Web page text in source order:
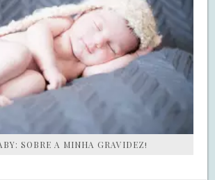
SOBRE A MINHA GRAVIDEZ!